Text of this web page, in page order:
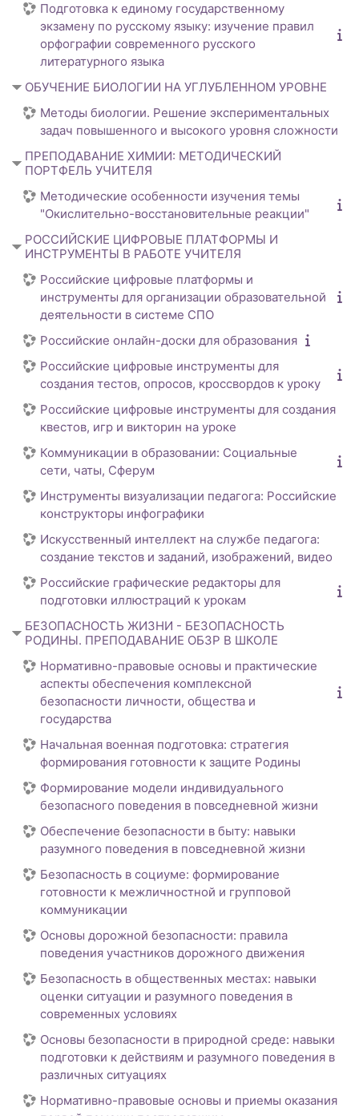
Подготовка к единому государственному
экзамену по русскому языку: изучение правил
орфографии современного русского
литературного языка
ОБУЧЕНИЕ БИОЛОГИИ НА УГЛУБЛЕННОМ УРОВНЕ
Методы биологии. Решение экспериментальных
задач повышенного и высокого уровня сложности
ПРЕПОДАВАНИЕ ХИМИИ: МЕТОДИЧЕСКИЙ
ПОРТФЕЛЬ УЧИТЕЛЯ
Методические особенности изучения темы
"Окислительно-восстановительные реакции"
РОССИЙСКИЕ ЦИФРОВЫЕ ПЛАТФОРМЫ И
ИНСТРУМЕНТЫ В РАБОТЕ УЧИТЕЛЯ
Российские цифровые платформы и
инструменты для организации образовательной
деятельности в системе СПО
Российские онлайн-доски для образования
Российские цифровые инструменты для
создания тестов, опросов, кроссвордов к уроку
Российские цифровые инструменты для создания
квестов, игр и викторин на уроке
Коммуникации в образовании: Социальные
сети, чаты, Сферум
Инструменты визуализации педагога: Российские
конструкторы инфографики
Искусственный интеллект на службе педагога:
создание текстов и заданий, изображений, видео
Российские графические редакторы для
подготовки иллюстраций к урокам
БЕЗОПАСНОСТЬ ЖИЗНИ - БЕЗОПАСНОСТЬ
РОДИНЫ. ПРЕПОДАВАНИЕ ОБЗР В ШКОЛЕ
Нормативно-правовые основы и практические
аспекты обеспечения комплексной
безопасности личности, общества и
государства
Начальная военная подготовка: стратегия
формирования готовности к защите Родины
Формирование модели индивидуального
безопасного поведения в повседневной жизни
Обеспечение безопасности в быту: навыки
разумного поведения в повседневной жизни
Безопасность в социуме: формирование
готовности к межличностной и групповой
коммуникации
Основы дорожной безопасности: правила
поведения участников дорожного движения
Безопасность в общественных местах: навыки
оценки ситуации и разумного поведения в
современных условиях
Основы безопасности в природной среде: навыки
подготовки к действиям и разумного поведения в
различных ситуациях
Нормативно-правовые основы и приемы оказания